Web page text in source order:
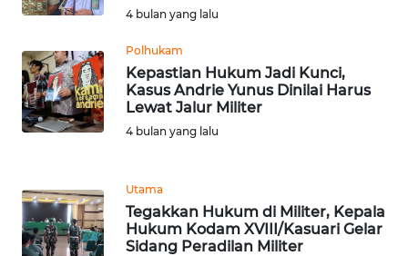
4 bulan yang lalu
Polhukam
Kepastian Hukum Jadi Kunci,
Kasus Andrie Yunus Dinilai Harus
Lewat Jalur Militer
4 bulan yang lalu
Utama
Tegakkan Hukum di Militer, Kepala
Hukum Kodam XVIII/Kasuari Gelar
Sidang Peradilan Militer
TENTANG
PEDOMAN
MEDIA
SIBER
KARIR